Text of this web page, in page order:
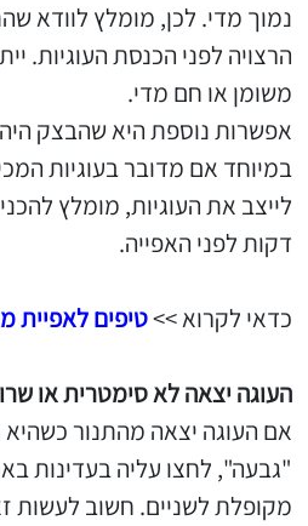
נמוך מדי. לכן, מומלץ לוודא
הרצויה לפני הכנסת העוגיות.
משומן או חם מדי.
אפשרות נוספת היא שהבצק היה
במיוחד אם מדובר בעוגיות
לייצב את העוגיות, מומלץ
דקות לפני האפייה.
כדאי לקרוא >>טיפים לאפיית
העוגה יצאה לא סימטרית או
אם העוגה יצאה מהתנור כשהיא
"גבעה", לחצו עליה בעדינות
מקופלת לשניים. חשוב לעשות